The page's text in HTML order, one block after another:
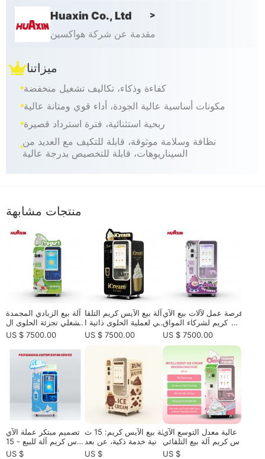
Huaxin Co., Ltd >
مقدمة عن شركة هواكسين
ميزاتنا
كفاءة وذكاء، تكاليف تشغيل منخفضة
مكونات أساسية عالية الجودة، أداء قوي ومتانة عالية
ربحية استثنائية، فترة استرداد قصيرة
نظافة وسلامة موثوقة، قابلة للتكيف مع العديد من
السيناريوهات، قابلة للتخصيص بدرجة عالية
منتجات مشابهة
آلة بيع الزبادي المجمدة
لمشغلي تجزئة الحلوى ال
صحية
US $ 7500.00
آلة بيع الآيس كريم التلقا
ئي لعملية الحلوى ذاتية ا
لخدمة 24/7
US $ 7500.00
فرصة عمل لآلات بيع الآي
س كريم لشركاء المواق
ع الأوروبية ومشغلي البي
ع والموزعين ومستثمري
التجزئة الآليين
US $ 7500.00
تصميم مبتكر عملة الآي
س كريم آلة للبيع - 15s
تقديم الآلي
US $
آلة بيع الآيس كريم: 15 ث
انية خدمة ذكية، عن بعد
وتوفير الطاقة
US $
عالية معدل التوسع الآي
س كريم آلة بيع التلقائي
US $